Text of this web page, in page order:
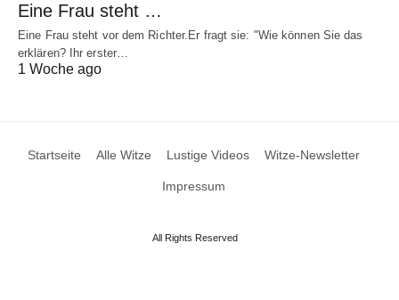
Eine Frau steht …
Eine Frau steht vor dem Richter.Er fragt sie: "Wie können Sie das
erklären? Ihr erster…
1 Woche ago
Startseite Alle Witze Lustige Videos Witze-Newsletter
Impressum
All Rights Reserved